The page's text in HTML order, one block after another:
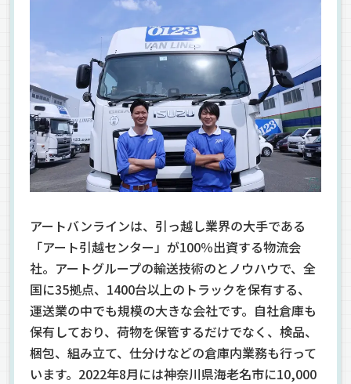
アートバンラインは、引っ越し業界の大手である
「アート引越センター」が100％出資する物流会
社。アートグループの輸送技術のとノウハウで、全
国に35拠点、1400台以上のトラックを保有する、
運送業の中でも規模の大きな会社です。自社倉庫も
保有しており、荷物を保管するだけでなく、検品、
梱包、組み立て、仕分けなどの倉庫内業務も行って
います。2022年8月には神奈川県海老名市に10,000